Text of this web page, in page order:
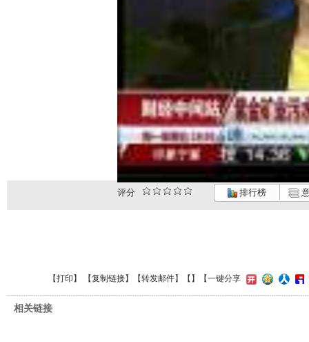
评分 排行榜
【打印 】 【复制链接】【转发邮件】【 】 【一键分享
相关链接